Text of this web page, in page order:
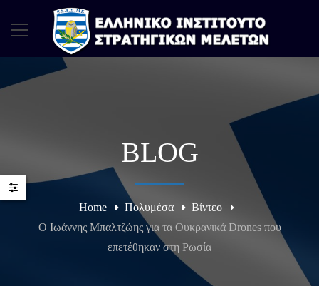
BLOG
Home Πολυμέσα
Βίντεο
Ο Ιωάννης Μπαλτζώης για τα Ουκρανικά Drones που
επετέθηκαν στη Ρωσία